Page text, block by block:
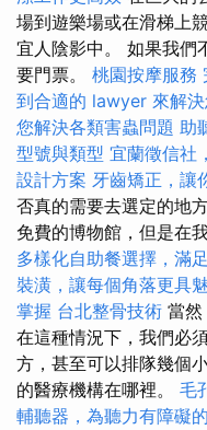
場到遊樂場或在滑梯上
宜人陰影中。 如果我們
要門票。 桃園按摩服務
到合適的 lawyer 來解
您解決各類害蟲問題 助
型號與類型 宜蘭徵信社
設計方案 牙齒矯正，讓
否真的需要去選定的地
免費的博物館，但是在
多樣化自助餐選擇，滿
裝潢，讓每個角落更具
掌握 台北整骨技術 當然
在這種情況下，我們必
方，甚至可以排隊幾個
的醫療機構在哪裡。 毛
輔聽器，為聽力有障礙